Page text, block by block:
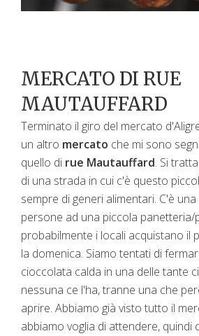
MERCATO DI RUE
MAUTAUFFARD
Terminato il giro del mercato
un altro mercato che mi sono
quello di rue Mautauffard. Si
di una strada in cui c'è questo
sempre di generi alimentari. C'è
persone ad una piccola panetteria/
probabilmente i locali acquistano il
la domenica. Siamo tentati di
cioccolata calda in una delle tante
nessuna ce l'ha, tranne una che
aprire. Abbiamo già visto tutto il
abbiamo voglia di attendere, quindi